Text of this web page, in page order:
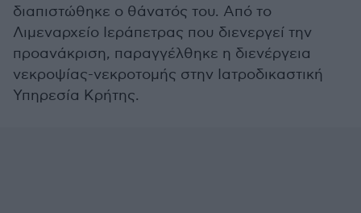
διαπιστώθηκε ο θάνατός του. Από το
Λιμεναρχείο Ιεράπετρας που διενεργεί την
προανάκριση, παραγγέλθηκε η διενέργεια
νεκροψίας-νεκροτομής στην Ιατροδικαστική
Υπηρεσία Κρήτης.